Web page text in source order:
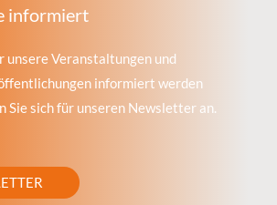
informiert
unsere Veranstaltungen und
informiert werden
Sie sich für unseren Newsletter an.